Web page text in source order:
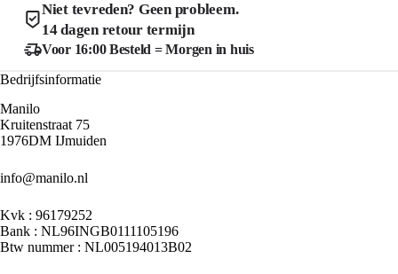
op
de
productpagina
Niet tevreden? Geen probleem.
14 dagen retour termijn
Voor 16:00 Besteld = Morgen in huis
Bedrijfsinformatie
Manilo
Kruitenstraat 75
1976DM IJmuiden
info@manilo.nl
Kvk : 96179252
Bank : NL96INGB0111105196
Btw nummer : NL005194013B02